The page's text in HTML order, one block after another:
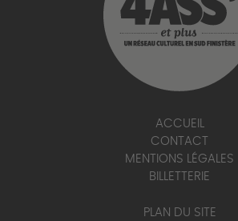
ACCUEIL
CONTACT
MENTIONS LÉGALES
BILLETTERIE
PLAN DU SITE